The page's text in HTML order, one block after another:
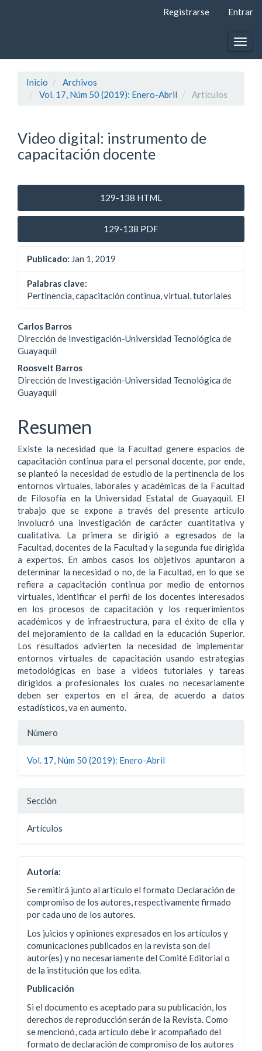
Registrarse Entrar
Inicio
Archivos
Vol. 17, Núm 50 (2019): Enero-Abril
Artí­culos
Video digital: instrumento de
capacitación docente
Barra
lateral
del
artículo
129-138 HTML
129-138 PDF
Publicado: Jan 1, 2019
Palabras clave:
Pertinencia, capacitación continua, virtual, tutoriales
Contenido
principal
del
artículo
Carlos Barros
Dirección de Investigación-Universidad Tecnológica de
Guayaquil
Roosvelt Barros
Dirección de Investigación-Universidad Tecnológica de
Guayaquil
Resumen
Existe la necesidad que la Facultad genere espacios de
capacitación continua para el personal docente, por ende,
se planteó la necesidad de estudio de la pertinencia de los
entornos virtuales, laborales y académicas de la Facultad
de Filosofía en la Universidad Estatal de Guayaquil. El
trabajo que se expone a través del presente artículo
involucró una investigación de carácter cuantitativa y
cualitativa. La primera se dirigió a egresados de la
Facultad, docentes de la Facultad y la segunda fue dirigida
a expertos. En ambos casos los objetivos apuntaron a
determinar la necesidad o no, de la Facultad, en lo que se
refiera a capacitación continua por medio de entornos
virtuales, identificar el perfil de los docentes interesados
en los procesos de capacitación y los requerimientos
académicos y de infraestructura, para el éxito de ella y
del mejoramiento de la calidad en la educación Superior.
Los resultados advierten la necesidad de implementar
entornos virtuales de capacitación usando estrategias
metodológicas en base a videos tutoriales y tareas
dirigidos a profesionales los cuales no necesariamente
deben ser expertos en el área, de acuerdo a datos
estadísticos, va en aumento.
Detalles
artículo
Número
Vol. 17, Núm 50 (2019): Enero-Abril
Sección
Artí­culos
Autoría:
Se remitirá junto al artículo el formato Declaración de
compromiso de los autores, respectivamente firmado
por cada uno de los autores.
Los juicios y opiniones expresados en los artículos y
comunicaciones publicados en la revista son del
autor(es) y no necesariamente del Comité Editorial o
de la institución que los edita.
Publicación
Si el documento es aceptado para su publicación, los
derechos de reproducción serán de la Revista. Como
se mencionó, cada artículo debe ir acompañado del
formato de declaración de compromiso de los autores